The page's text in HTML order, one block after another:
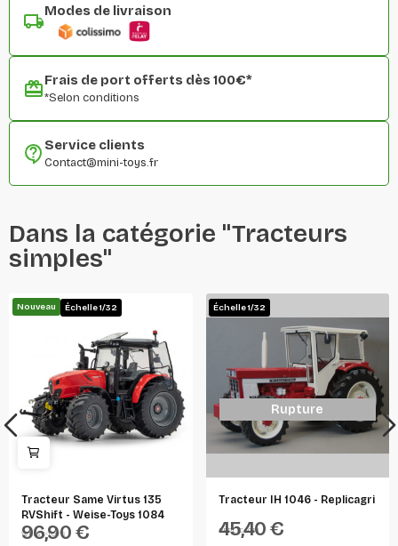
Modes de livraison
Frais de port offerts dès 100€*
*Selon conditions
Service clients
Contact@mini-toys.fr
Dans la catégorie "Tracteurs
simples"
Nouveau Échelle 1/32
Tracteur Same Virtus 135
RVShift - Weise-Toys 1084
WEISE-TOYS
96,90 €
Échelle 1/32
Rupture
Tracteur IH 1046 - Replicagri
REPLICAGRI
45,40 €